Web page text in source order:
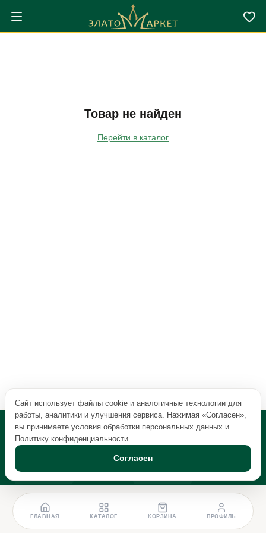
Товар не найден
Перейти в каталог
ГЛАВНАЯ КАТАЛОГ КОРЗИНА ПРОФИЛЬ
Сайт использует файлы cookie и аналогичные технологии для
работы, аналитики и улучшения сервиса. Нажимая «Согласен»,
вы принимаете условия обработки персональных данных и
Политику конфиденциальности.
Согласен